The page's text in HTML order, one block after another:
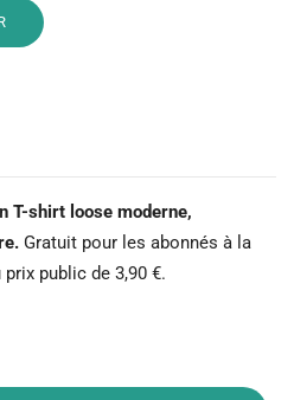
T-shirt loose moderne,
Gratuit pour les abonnés à la
public de 3,90 €.